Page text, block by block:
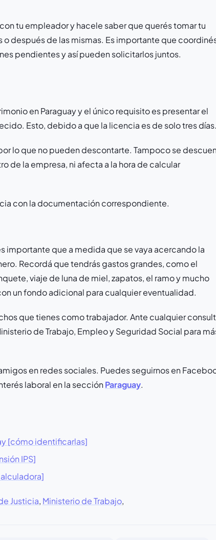
tu empleador y hacele saber que querés tomar tu
después de las mismas. Es importante que
pendientes y así pueden solicitarlos juntos.
en Paraguay y el único requisito es presentar el
Esto, debido a que la licencia es de solo tres días.
lo que no pueden descontarte. Tampoco se
de la empresa, ni afecta a la hora de calcular
con la documentación correspondiente.
importante que a medida que se vaya acercando la
Recordá que tendrás gastos grandes, como el
viaje de luna de miel, zapatos, el ramo y mucho
un fondo adicional para cualquier eventualidad.
que tienes como trabajador. Ante cualquier
de Trabajo, Empleo y Seguridad Social para
en redes sociales. Puedes seguirnos en
laboral en la secciónParaguay.
[cómo identificarlas]
IPS]
Justicia, Ministerio de Trabajo,